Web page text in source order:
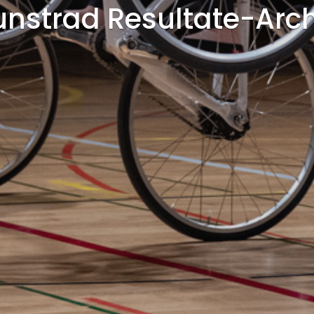
Resultate-